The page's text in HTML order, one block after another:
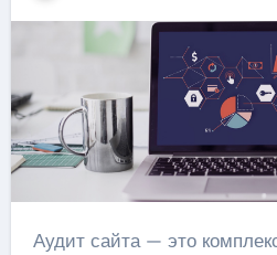
Аудит сайта — это комплексный анализ